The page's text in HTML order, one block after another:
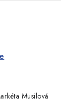
Musilová